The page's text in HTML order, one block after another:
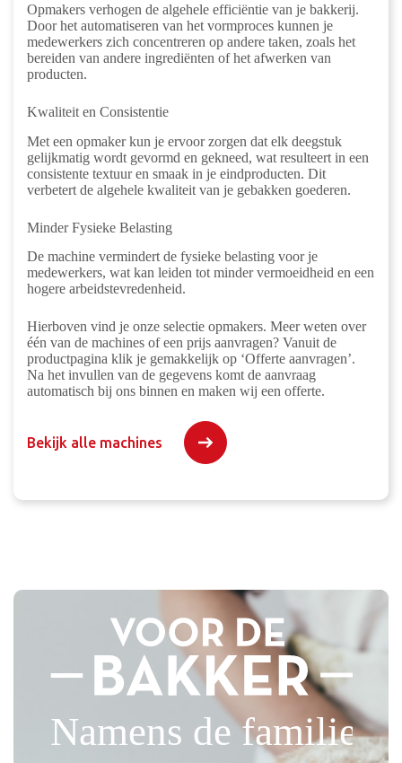
Opmakers verhogen de algehele efficiëntie van je bakkerij.
Door het automatiseren van het vormproces kunnen je
medewerkers zich concentreren op andere taken, zoals het
bereiden van andere ingrediënten of het afwerken van
producten.
Kwaliteit en Consistentie
Met een opmaker kun je ervoor zorgen dat elk deegstuk
gelijkmatig wordt gevormd en gekneed, wat resulteert in een
consistente textuur en smaak in je eindproducten. Dit
verbetert de algehele kwaliteit van je gebakken goederen.
Minder Fysieke Belasting
De machine vermindert de fysieke belasting voor je
medewerkers, wat kan leiden tot minder vermoeidheid en een
hogere arbeidstevredenheid.
Hierboven vind je onze selectie opmakers. Meer weten over
één van de machines of een prijs aanvragen? Vanuit de
productpagina klik je gemakkelijk op ‘Offerte aanvragen’.
Na het invullen van de gegevens komt de aanvraag
automatisch bij ons binnen en maken wij een offerte.
Bekijk alle machines